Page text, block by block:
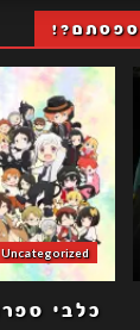
Uncategorized